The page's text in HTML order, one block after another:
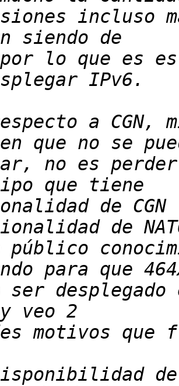
incluso
lo que es
a
no es
de CGN
público
ser